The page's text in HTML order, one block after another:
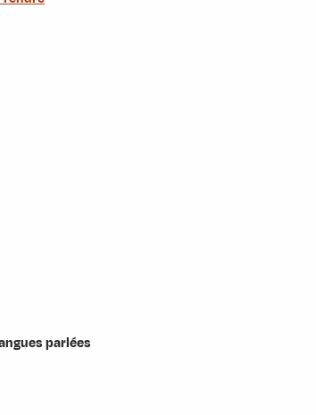
parlées
parlées